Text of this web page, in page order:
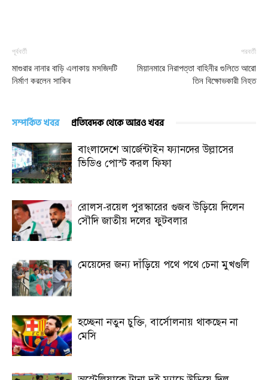
পূর্ববর্তী
মাগুরার নানার বাড়ি এলাকায় মসজিদটি
নির্মাণ করলেন সাকিব
পরবর্তী
মিয়ানমারে নিরাপত্তা বাহিনীর গুলিতে আরো
তিন বিক্ষোভকারী নিহত
সম্পর্কিত খবর প্রতিবেদক থেকে আরও খবর
বাংলাদেশে আর্জেন্টাইন ফ্যানদের উল্লাসের
ভিডিও পোস্ট করল ফিফা
রোলস-রয়েল পুরস্কারের গুজব উড়িয়ে দিলেন
সৌদি জাতীয় দলের ফুটবলার
মেয়েদের জন্য দাঁড়িয়ে পথে পথে চেনা মুখগুলি
হচ্ছেনা নতুন চুক্তি, বার্সোলনায় থাকছেন না
মেসি